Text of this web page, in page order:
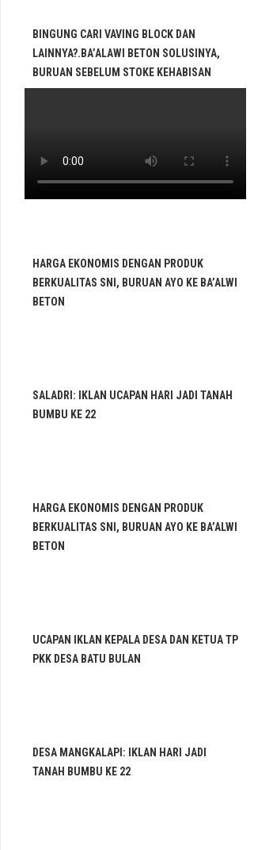
BINGUNG CARI VAVING BLOCK DAN
LAINNYA?.BA’ALAWI BETON SOLUSINYA,
BURUAN SEBELUM STOKE KEHABISAN
HARGA EKONOMIS DENGAN PRODUK
BERKUALITAS SNI, BURUAN AYO KE BA’ALWI
BETON
SALADRI: IKLAN UCAPAN HARI JADI TANAH
BUMBU KE 22
HARGA EKONOMIS DENGAN PRODUK
BERKUALITAS SNI, BURUAN AYO KE BA’ALWI
BETON
UCAPAN IKLAN KEPALA DESA DAN KETUA TP
PKK DESA BATU BULAN
DESA MANGKALAPI: IKLAN HARI JADI
TANAH BUMBU KE 22